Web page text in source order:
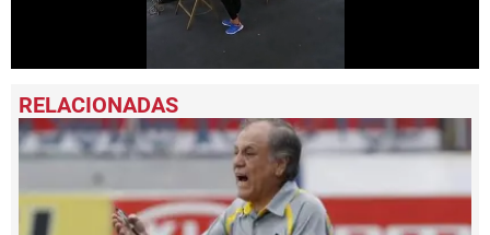
seconds
of
27
minutes,
21